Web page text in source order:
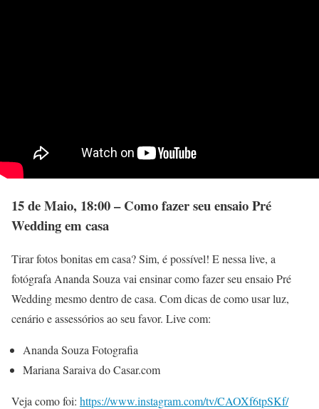
15 de Maio, 18:00 – Como fazer seu ensaio Pré
Wedding em casa
Tirar fotos bonitas em casa? Sim, é possível! E nessa live, a
fotógrafa Ananda Souza vai ensinar como fazer seu ensaio Pré
Wedding mesmo dentro de casa. Com dicas de como usar luz,
cenário e assessórios ao seu favor. Live com:
Ananda Souza Fotografia
Mariana Saraiva do Casar.com
Veja como foi: https://www.instagram.com/tv/CAOXf6tpSKf/